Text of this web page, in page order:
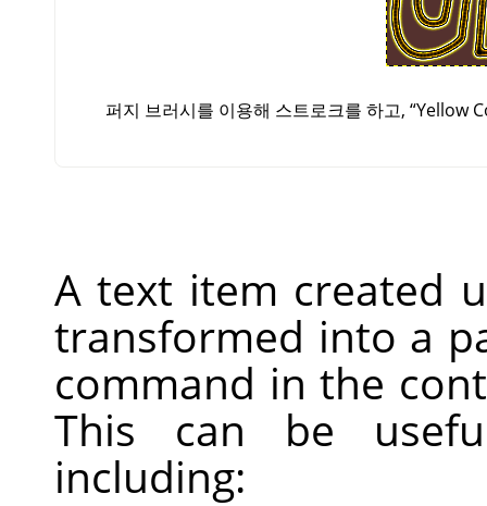
퍼지 브러시를 이용해 스트로크를 하고, “Yellow
A text item created
transformed into a
command in the
This can be
including: